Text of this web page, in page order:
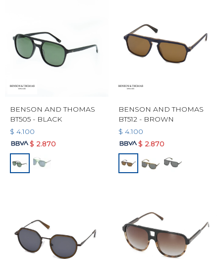
BENSON AND THOMAS
BT505 - BLACK
$ 4.100
$ 2.870
BENSON AND THOMAS
BT512 - BROWN
$ 4.100
$ 2.870